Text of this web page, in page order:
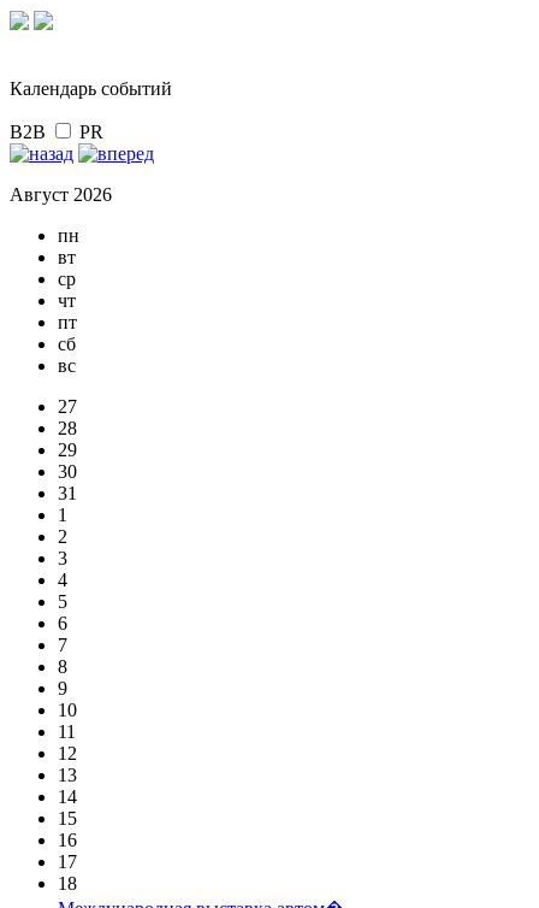
Календарь событий
B2B PR
Август 2026
пн
вт
ср
чт
пт
сб
вс
27
28
29
30
31
1
2
3
4
5
6
7
8
9
10
11
12
13
14
15
16
17
18